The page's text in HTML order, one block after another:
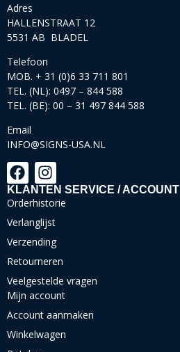
Adres
HALLENSTRAAT 12
5531 AB BLADEL
Telefoon
MOB. + 31 (0)6 33 711 801
TEL. (NL): 0497 – 844 588
TEL. (BE): 00 – 31 497 844 588
Email
INFO@SIGNS-USA.NL
KLANTEN SERVICE / ACCOUNT
Orderhistorie
Verlanglijst
Verzending
Retourneren
Veelgestelde vragen
Mijn account
Account aanmaken
Winkelwagen